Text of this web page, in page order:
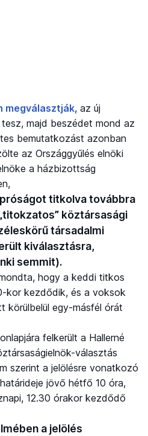
megválasztják, az új
majd beszédet mond az
bemutatkozást azonban
az Országgyűlés elnöki
a házbizottság
titkolva továbbra
köztársasági
társadalmi
kiválasztásra,
semmit).
hogy a keddi titkos
kor kezdődik, és a voksok
körülbelül egy-másfél órát
felkerült a Hallerné
választás
szerint a jelölésre vonatkozó
jövő hétfő 10 óra,
12.30 órakor kezdődő
a jelölés